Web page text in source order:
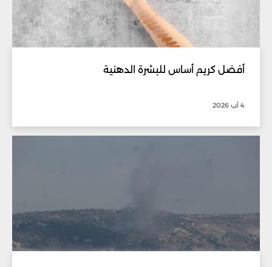
أفضل كريم أساس للبشرة الدهنية
4 آب 2026